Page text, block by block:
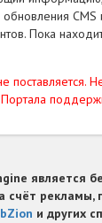
обновления
Пока
поставляется.
является
счёт
и других